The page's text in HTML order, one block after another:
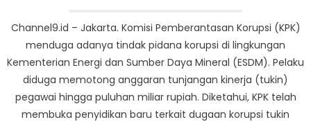
Channel9.id – Jakarta. Komisi Pemberantasan Korupsi (KPK)
menduga adanya tindak pidana korupsi di lingkungan
Kementerian Energi dan Sumber Daya Mineral (ESDM). Pelaku
diduga memotong anggaran tunjangan kinerja (tukin)
pegawai hingga puluhan miliar rupiah. Diketahui, KPK telah
membuka penyidikan baru terkait dugaan korupsi tukin